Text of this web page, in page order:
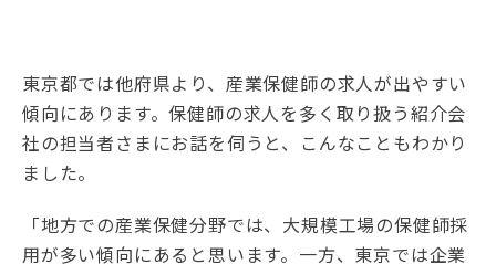
東京都では他府県より、産業保健師の求人が出やすい
傾向にあります。保健師の求人を多く取り扱う紹介会
社の担当者さまにお話を伺うと、こんなこともわかり
ました。
「地方での産業保健分野では、大規模工場の保健師採
用が多い傾向にあると思います。一方、東京では企業